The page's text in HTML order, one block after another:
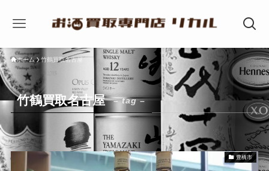
ホーム 竹鶴買取名古屋
竹鶴買取名古屋 – tag –
豊橋市